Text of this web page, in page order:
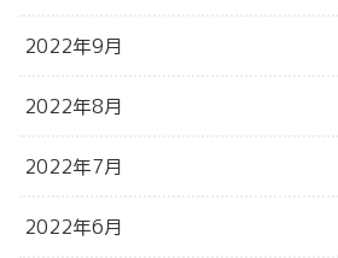
2022年9月
2022年8月
2022年7月
2022年6月